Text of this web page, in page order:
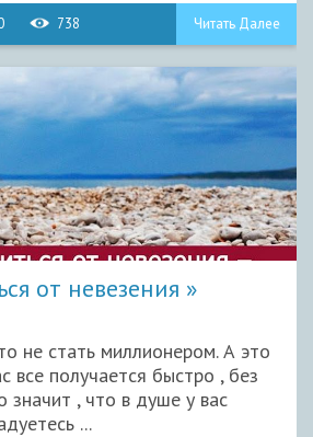
738 Читать Далее
от невезения
не стать миллионером. А это
все получается быстро , без
значит , что в душе у вас
...